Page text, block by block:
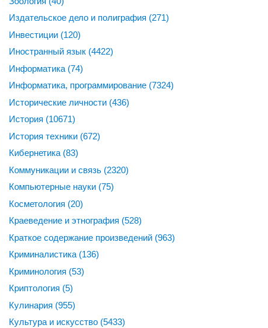
Издательское дело и полиграфия (271)
Инвестиции (120)
Иностранный язык (4422)
Информатика (74)
Информатика, программирование (7324)
Исторические личности (436)
История (10671)
История техники (672)
Кибернетика (83)
Коммуникации и связь (2320)
Компьютерные науки (75)
Косметология (20)
Краеведение и этнография (528)
Краткое содержание произведений (963)
Криминалистика (136)
Криминология (53)
Криптология (5)
Кулинария (955)
Культура и искусство (5433)